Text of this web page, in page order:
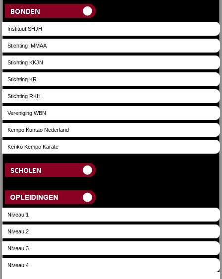
Instituut SHJH
Stichting IMMAA
Stichting KKJN
Stichting KR
Stichting RKH
Vereniging WBN
Kempo Kuntao Nederland
Kenko Kempo Karate
Niveau 1
Niveau 2
Niveau 3
Niveau 4